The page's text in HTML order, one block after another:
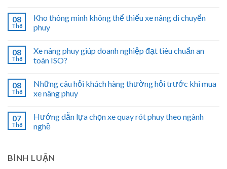
08
Th8
Kho thông minh không thể thiếu xe nâng di chuyển
phuy
08
Th8
Xe nâng phuy giúp doanh nghiệp đạt tiêu chuẩn an
toàn ISO?
08
Th8
Những câu hỏi khách hàng thường hỏi trước khi mua
xe nâng phuy
07
Th8
Hướng dẫn lựa chọn xe quay rót phuy theo ngành
nghề
BÌNH LUẬN